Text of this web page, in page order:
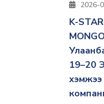
2026-
K-
19–20